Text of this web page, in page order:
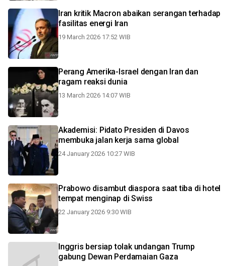
Iran kritik Macron abaikan serangan terhadap
fasilitas energi Iran
19 March 2026 17:52 WIB
Perang Amerika-Israel dengan Iran dan
ragam reaksi dunia
13 March 2026 14:07 WIB
Akademisi: Pidato Presiden di Davos
membuka jalan kerja sama global
24 January 2026 10:27 WIB
Prabowo disambut diaspora saat tiba di hotel
tempat menginap di Swiss
22 January 2026 9:30 WIB
Inggris bersiap tolak undangan Trump
gabung Dewan Perdamaian Gaza